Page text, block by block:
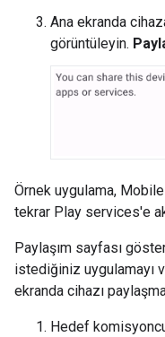
Ana ekranda
görüntüleyin.
Örnek uygulama,
tekrar Play services'e
Paylaşım sayfası
istediğiniz uygulamayı
ekranda cihazı
Hedef